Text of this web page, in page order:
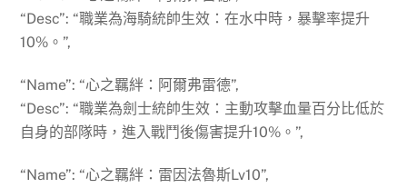
“Desc”: “職業為海騎統帥生效：在水中時，暴擊率提升
10%。”,
“Name”: “心之羈絆：阿爾弗雷德”,
“Desc”: “職業為劍士統帥生效：主動攻擊血量百分比低於
自身的部隊時，進入戰鬥後傷害提升10%。”,
“Name”: “心之羈絆：雷因法魯斯Lv10”,